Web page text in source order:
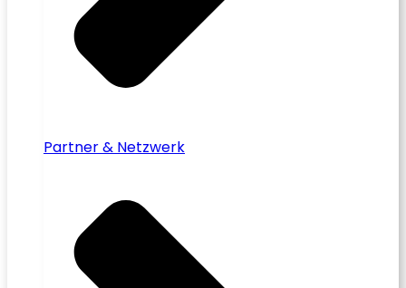
Partner & Netzwerk